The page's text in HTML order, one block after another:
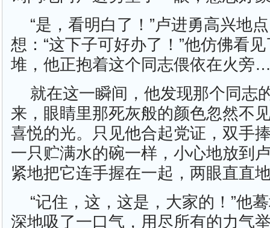
“是，看明白了！”卢进勇高兴地
想：“这下子可好办了！”他仿佛看
堆，他正抱着这个同志偎依在火
就在这一瞬间，他发现那个同志
来，眼睛里那死灰般的颜色忽然不
喜悦的光。只见他合起党证，双手
一只贮满水的碗一样，小心地放到
紧地把它连手握在一起，两眼直直
“记住，这，这是，大家的！”他
深地吸了一口气，用尽所有的力气